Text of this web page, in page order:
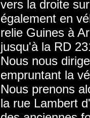
vers la droite
également en
relie Guines à
jusqu'à la RD
Nous nous
empruntant la
Nous prenons
la rue Lambert